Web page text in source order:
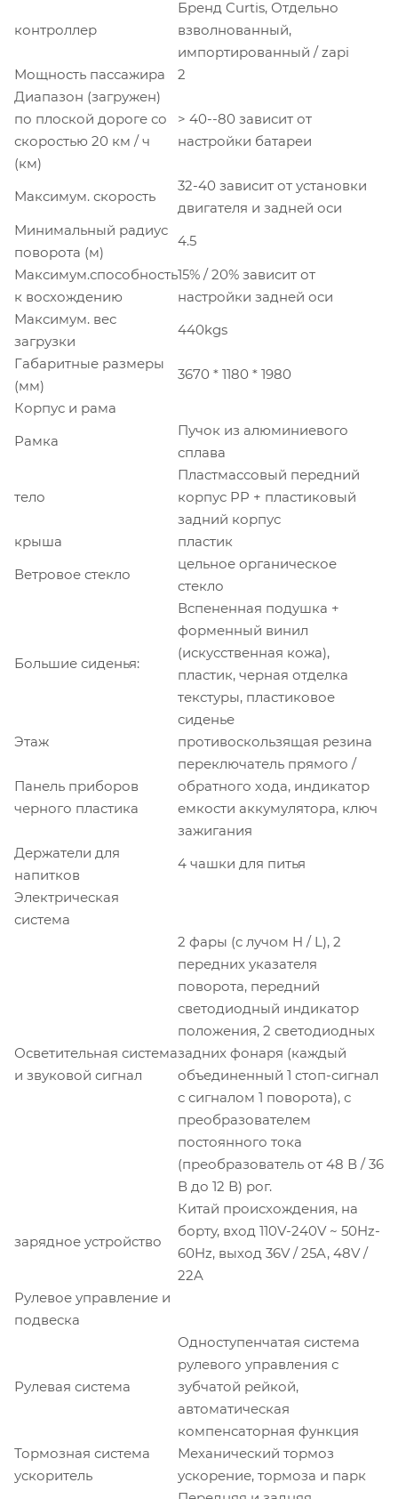
контроллер
Бренд Curtis, Отдельно
взволнованный,
импортированный / zapi
Мощность пассажира
2
Диапазон (загружен)
по плоской дороге со
скоростью 20 км / ч
(км)
> 40--80 зависит от
настройки батареи
Максимум. скорость
32-40 зависит от установки
двигателя и задней оси
Минимальный радиус
поворота (м)
4.5
Максимум.способность
к восхождению
15% / 20% зависит от
настройки задней оси
Максимум. вес
загрузки
440kgs
Габаритные размеры
(мм)
3670 * 1180 * 1980
Корпус и рама
Рамка
Пучок из алюминиевого
сплава
тело
Пластмассовый передний
корпус PP + пластиковый
задний корпус
крыша
пластик
Ветровое стекло
цельное органическое
стекло
Большие сиденья:
Вспененная подушка +
форменный винил
(искусственная кожа),
пластик, черная отделка
текстуры, пластиковое
сиденье
Этаж
противоскользящая резина
Панель приборов
черного пластика
переключатель прямого /
обратного хода, индикатор
емкости аккумулятора, ключ
зажигания
Держатели для
напитков
4 чашки для питья
Электрическая
система
Осветительная система
и звуковой сигнал
2 фары (с лучом H / L), 2
передних указателя
поворота, передний
светодиодный индикатор
положения, 2 светодиодных
задних фонаря (каждый
объединенный 1 стоп-сигнал
с сигналом 1 поворота), с
преобразователем
постоянного тока
(преобразователь от 48 В / 36
В до 12 В) рог.
зарядное устройство
Китай происхождения, на
борту, вход 110V-240V ~ 50Hz-
60Hz, выход 36V / 25A, 48V /
22A
Рулевое управление и
подвеска
Рулевая система
Одноступенчатая система
рулевого управления с
зубчатой ​​рейкой,
автоматическая
компенсаторная функция
Тормозная система
Механический тормоз
ускоритель
ускорение, тормоза и парк